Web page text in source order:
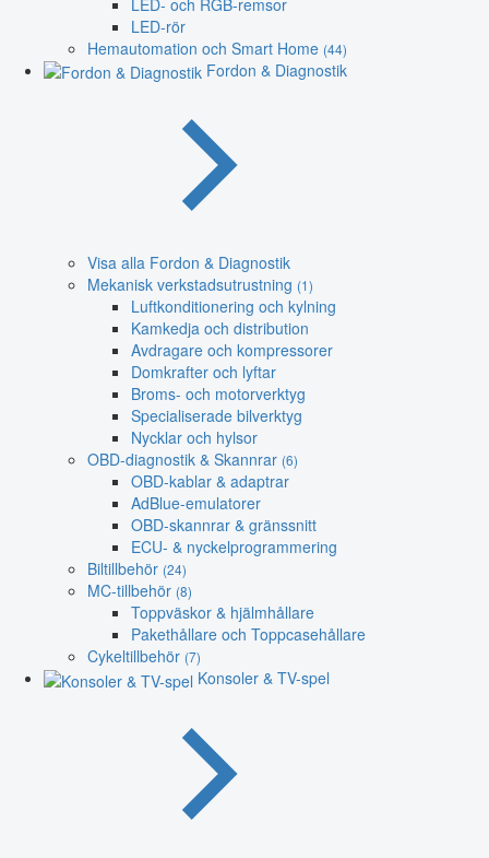
LED-rör
Hemautomation och Smart Home (44)
Fordon & Diagnostik
Visa alla Fordon & Diagnostik
Mekanisk verkstadsutrustning (1)
Luftkonditionering och kylning
Kamkedja och distribution
Avdragare och kompressorer
Domkrafter och lyftar
Broms- och motorverktyg
Specialiserade bilverktyg
Nycklar och hylsor
OBD-diagnostik & Skannrar (6)
OBD-kablar & adaptrar
AdBlue-emulatorer
OBD-skannrar & gränssnitt
ECU- & nyckelprogrammering
Biltillbehör (24)
MC-tillbehör (8)
Toppväskor & hjälmhållare
Pakethållare och Toppcasehållare
Cykeltillbehör (7)
Konsoler & TV-spel